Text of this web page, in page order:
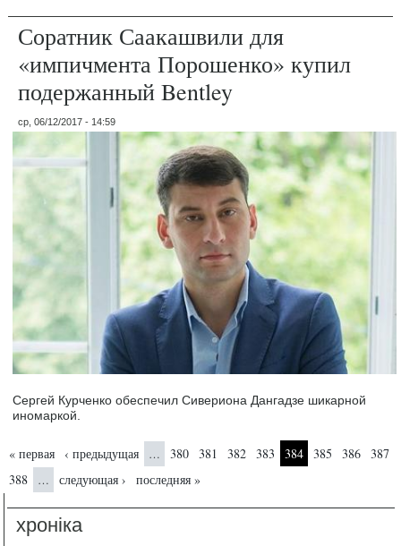
Соратник Саакашвили для
«импичмента Порошенко» купил
подержанный Bentley
ср, 06/12/2017 - 14:59
Сергей Курченко обеспечил Сивериона Дангадзе шикарной
иномаркой.
Страницы
« первая ‹ предыдущая … 380 381 382 383 384 385 386
387
388
… следующая › последняя »
хроніка